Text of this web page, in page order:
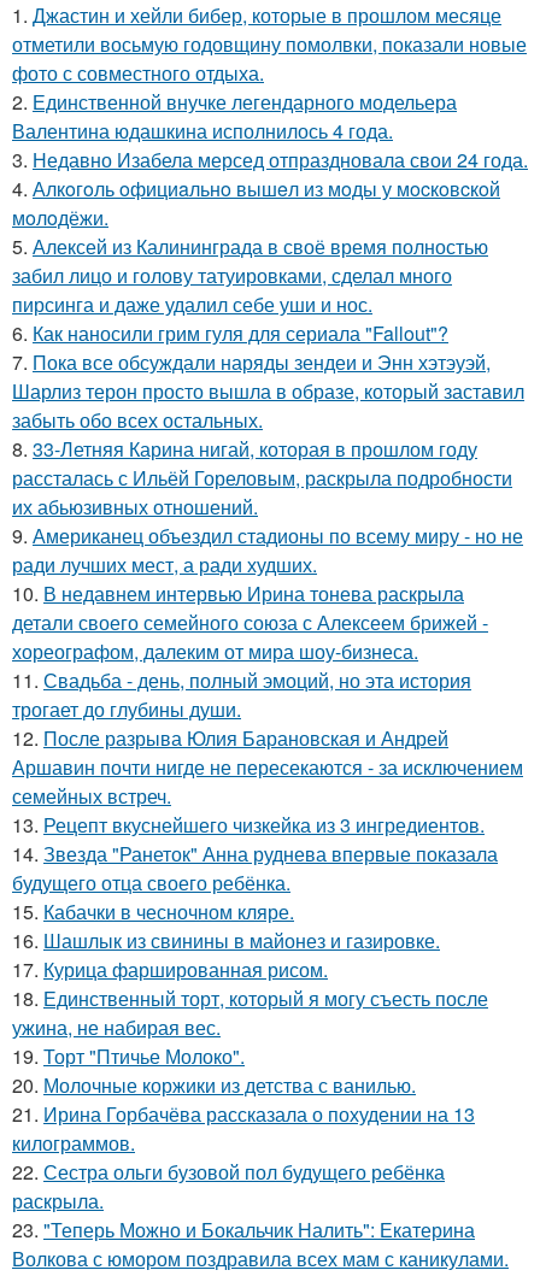
1. Джастин и хейли бибер, которые в прошлом месяце
отметили восьмую годовщину помолвки, показали новые
фото с совместного отдыха.
2. Единственной внучке легендарного модельера
Валентина юдашкина исполнилось 4 года.
3. Недавно Изабела мерсед отпраздновала свои 24 года.
4. Алкoгoль oфициaльнo вышeл из мoды у мocкoвcкoй
мoлoдёжи.
5. Алексей из Калининграда в своё время полностью
забил лицо и голову татуировками, сделал много
пирсинга и даже удалил себе уши и нос.
6. Как наносили грим гуля для сериала "Fallout"?
7. Пока все обсуждали наряды зендеи и Энн хэтэуэй,
Шарлиз терон просто вышла в образе, который заставил
забыть обо всех остальных.
8. 33-Летняя Карина нигай, которая в прошлом году
рассталась с Ильёй Гореловым, раскрыла подробности
их абьюзивных отношений.
9. Американец объездил стадионы по всему миру - но не
ради лучших мест, а ради худших.
10. В недавнем интервью Ирина тонева раскрыла
детали своего семейного союза с Алексеем брижей -
хореографом, далеким от мира шоу-бизнеса.
11. Свадьба - день, полный эмоций, но эта история
трогает до глубины души.
12. После разрыва Юлия Барановская и Андрей
Аршавин почти нигде не пересекаются - за исключением
семейных встреч.
13. Рецепт вкуснейшего чизкейка из 3 ингредиентов.
14. Звезда "Ранеток" Анна руднева впервые показала
будущего отца своего ребёнка.
15. Кабачки в чесночном кляре.
16. Шашлык из свинины в майонез и газировке.
17. Курица фаршированная рисом.
18. Единственный торт, который я могу съесть после
ужина, не набирая вес.
19. Торт "Птичье Молоко".
20. Молочные коржики из детства с ванилью.
21. Ирина Горбачёва рассказала о похудении на 13
килограммов.
22. Сестра ольги бузовой пол будущего ребёнка
раскрыла.
23. "Теперь Можно и Бокальчик Налить": Екатерина
Волкова с юмором поздравила всех мам с каникулами.